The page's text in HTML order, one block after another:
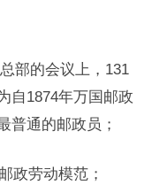
部的会议上，131
自1874年万国邮政
普通的邮政员；
政劳动模范；